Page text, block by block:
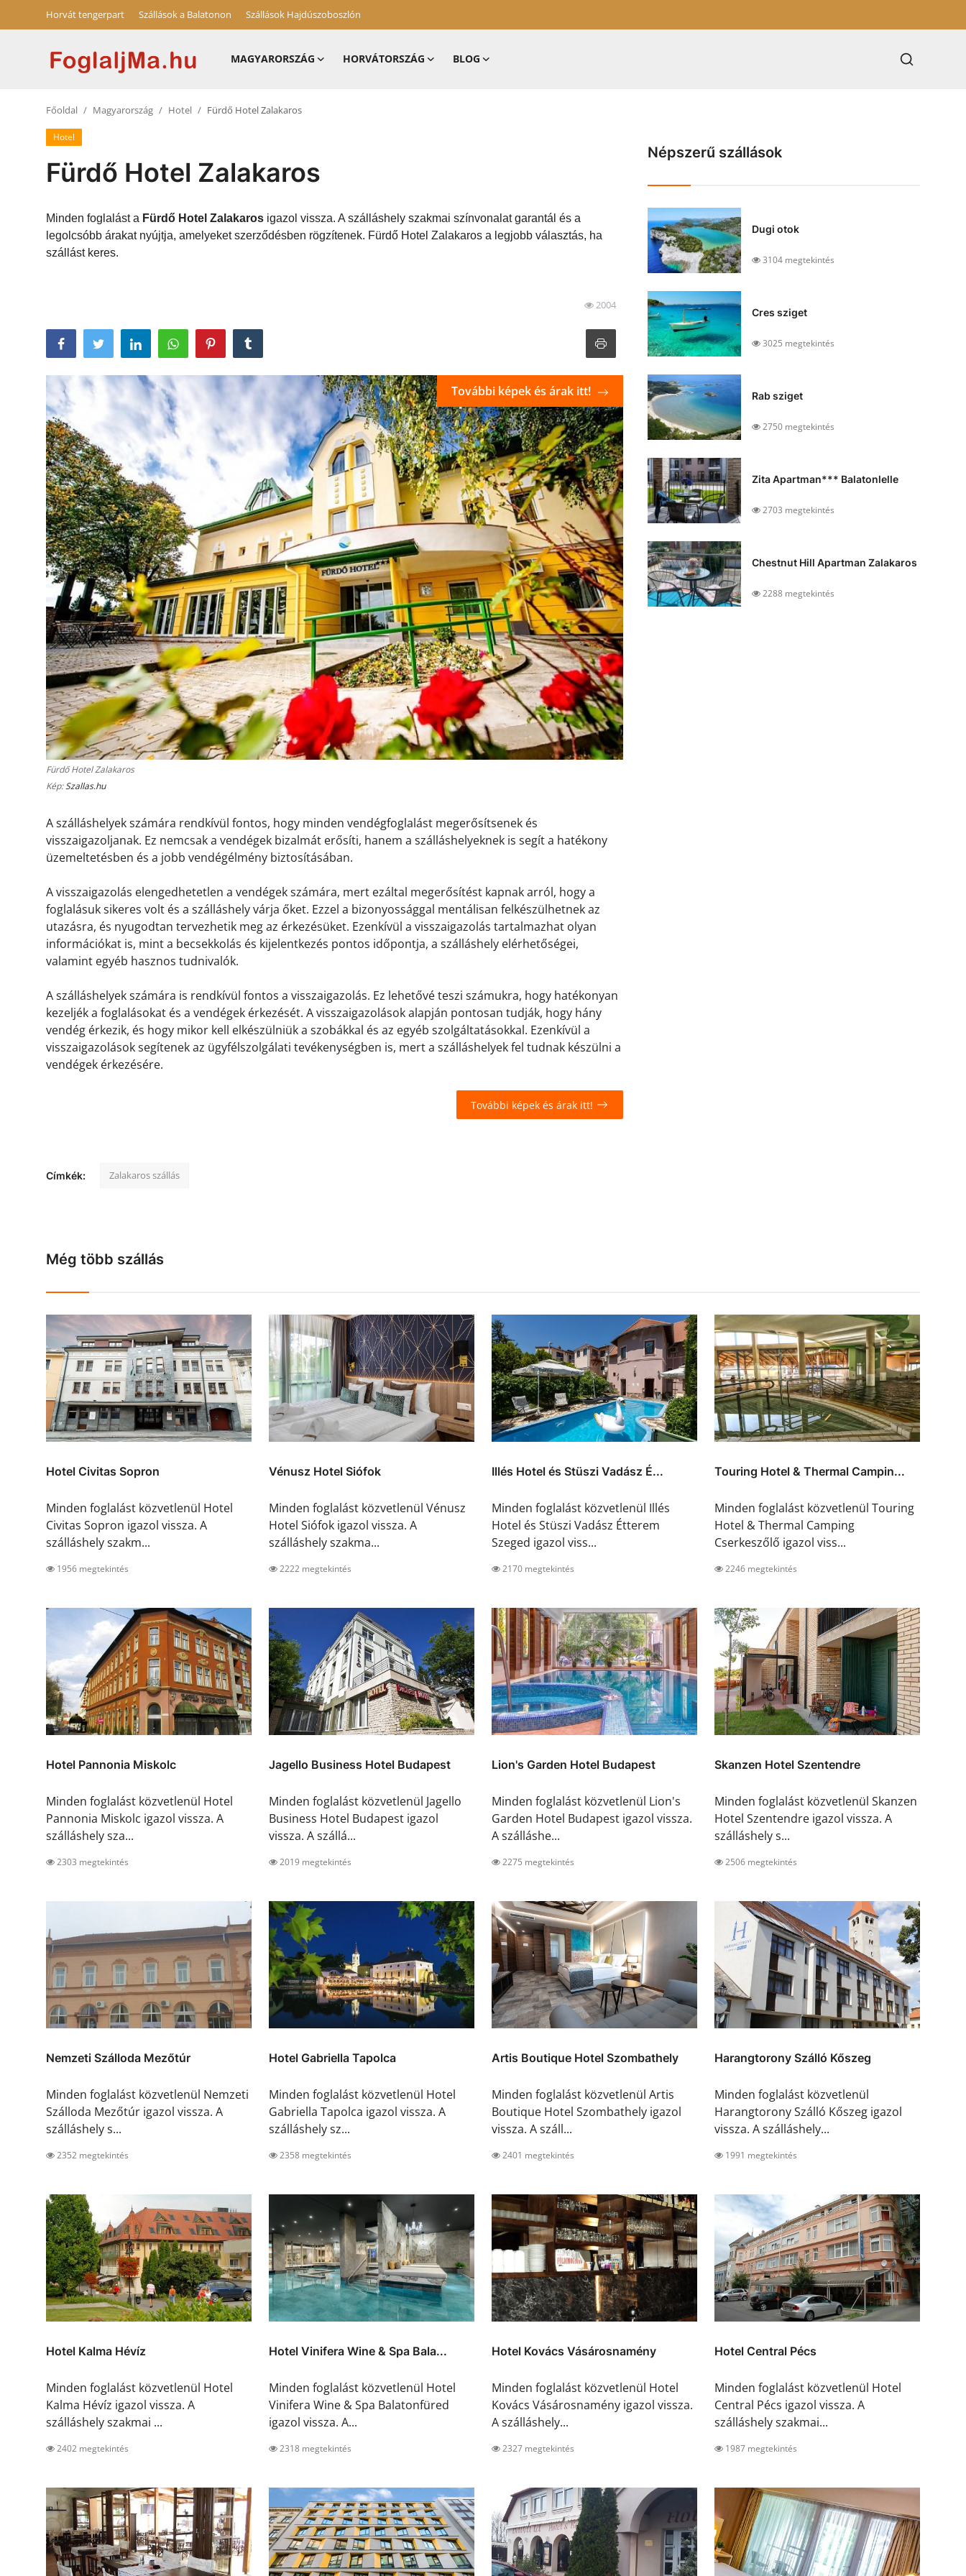
Horvát tengerpart Szállások a Balatonon Szállások Hajdúszoboszlón
MAGYARORSZÁG HORVÁTORSZÁG BLOG
Szállások a Balatonon
Szállások Hajdúszoboszlón
Főoldal Magyarország Hotel Fürdő Hotel Zalakaros
Hotel
Fürdő Hotel Zalakaros
Minden foglalást a Fürdő Hotel Zalakaros igazol vissza. A szálláshely szakmai színvonalat garantál és a
legolcsóbb árakat nyújtja, amelyeket szerződésben rögzítenek. Fürdő Hotel Zalakaros a legjobb választás, ha
szállást keres.
2004
Fürdő Hotel Zalakaros
Kép:Szallas.hu
További képek és árak itt!
A szálláshelyek számára rendkívül fontos, hogy minden vendégfoglalást megerősítsenek és
visszaigazoljanak. Ez nemcsak a vendégek bizalmát erősíti, hanem a szálláshelyeknek is segít a hatékony
üzemeltetésben és a jobb vendégélmény biztosításában.
A visszaigazolás elengedhetetlen a vendégek számára, mert ezáltal megerősítést kapnak arról, hogy a
foglalásuk sikeres volt és a szálláshely várja őket. Ezzel a bizonyossággal mentálisan felkészülhetnek az
utazásra, és nyugodtan tervezhetik meg az érkezésüket. Ezenkívül a visszaigazolás tartalmazhat olyan
információkat is, mint a becsekkolás és kijelentkezés pontos időpontja, a szálláshely elérhetőségei,
valamint egyéb hasznos tudnivalók.
A szálláshelyek számára is rendkívül fontos a visszaigazolás. Ez lehetővé teszi számukra, hogy hatékonyan
kezeljék a foglalásokat és a vendégek érkezését. A visszaigazolások alapján pontosan tudják, hogy hány
vendég érkezik, és hogy mikor kell elkészülniük a szobákkal és az egyéb szolgáltatásokkal. Ezenkívül a
visszaigazolások segítenek az ügyfélszolgálati tevékenységben is, mert a szálláshelyek fel tudnak készülni a
vendégek érkezésére.
További képek és árak itt!
Címkék: Zalakaros szállás
Népszerű szállások
Dugi otok
3104 megtekintés
Cres sziget
3025 megtekintés
Rab sziget
2750 megtekintés
Zita Apartman*** Balatonlelle
2703 megtekintés
Chestnut Hill Apartman Zalakaros
2288 megtekintés
Még több szállás
Hotel Civitas Sopron
Minden foglalást közvetlenül Hotel
Civitas Sopron igazol vissza. A
szálláshely szakm...
1956 megtekintés
Vénusz Hotel Siófok
Minden foglalást közvetlenül Vénusz
Hotel Siófok igazol vissza. A
szálláshely szakma...
2222 megtekintés
Illés Hotel és Stüszi Vadász É...
Minden foglalást közvetlenül Illés
Hotel és Stüszi Vadász Étterem
Szeged igazol viss...
2170 megtekintés
Touring Hotel & Thermal Campin...
Minden foglalást közvetlenül Touring
Hotel & Thermal Camping
Cserkeszőlő igazol viss...
2246 megtekintés
Hotel Pannonia Miskolc
Minden foglalást közvetlenül Hotel
Pannonia Miskolc igazol vissza. A
szálláshely sza...
2303 megtekintés
Jagello Business Hotel Budapest
Minden foglalást közvetlenül Jagello
Business Hotel Budapest igazol
vissza. A szállá...
2019 megtekintés
Lion's Garden Hotel Budapest
Minden foglalást közvetlenül Lion's
Garden Hotel Budapest igazol vissza.
A szálláshe...
2275 megtekintés
Skanzen Hotel Szentendre
Minden foglalást közvetlenül Skanzen
Hotel Szentendre igazol vissza. A
szálláshely s...
2506 megtekintés
Nemzeti Szálloda Mezőtúr
Minden foglalást közvetlenül Nemzeti
Szálloda Mezőtúr igazol vissza. A
szálláshely s...
2352 megtekintés
Hotel Gabriella Tapolca
Minden foglalást közvetlenül Hotel
Gabriella Tapolca igazol vissza. A
szálláshely sz...
2358 megtekintés
Artis Boutique Hotel Szombathely
Minden foglalást közvetlenül Artis
Boutique Hotel Szombathely igazol
vissza. A száll...
2401 megtekintés
Harangtorony Szálló Kőszeg
Minden foglalást közvetlenül
Harangtorony Szálló Kőszeg igazol
vissza. A szálláshely...
1991 megtekintés
Hotel Kalma Hévíz
Minden foglalást közvetlenül Hotel
Kalma Hévíz igazol vissza. A
szálláshely szakmai ...
2402 megtekintés
Hotel Vinifera Wine & Spa Bala...
Minden foglalást közvetlenül Hotel
Vinifera Wine & Spa Balatonfüred
igazol vissza. A...
2318 megtekintés
Hotel Kovács Vásárosnamény
Minden foglalást közvetlenül Hotel
Kovács Vásárosnamény igazol vissza.
A szálláshely...
2327 megtekintés
Hotel Central Pécs
Minden foglalást közvetlenül Hotel
Central Pécs igazol vissza. A
szálláshely szakmai...
1987 megtekintés